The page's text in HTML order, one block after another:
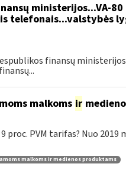
ministerijos...VA-80
telefonais...valstybės
finansų ministerijos
malkoms ir
PVM tarifas? Nuo 2019
malkoms ir medienos produktams